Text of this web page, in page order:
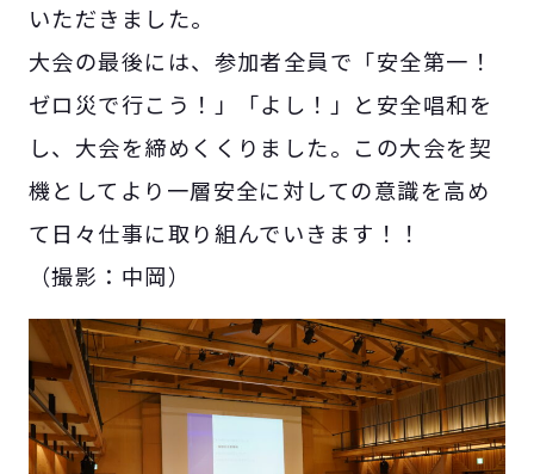
いただきました。
大会の最後には、参加者全員で「安全第一！
ゼロ災で行こう！」「よし！」と安全唱和を
し、大会を締めくくりました。この大会を契
機としてより一層安全に対しての意識を高め
て日々仕事に取り組んでいきます！！
（撮影：中岡）